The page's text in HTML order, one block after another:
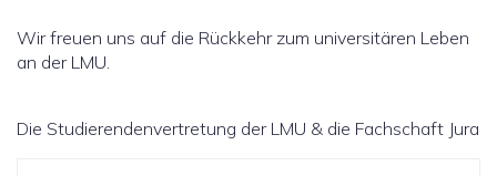
Wir freuen uns auf die Rückkehr zum universitären Leben
an der LMU.
Die Studierendenvertretung der LMU & die Fachschaft Jura